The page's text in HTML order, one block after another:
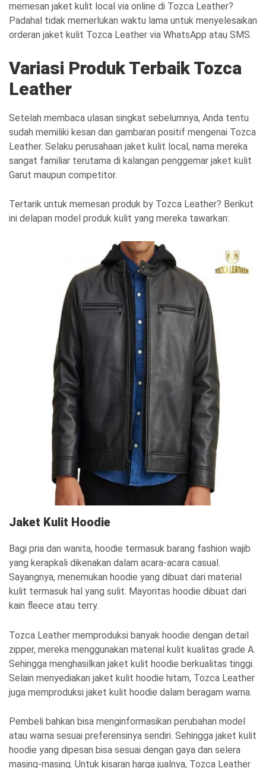
memesan jaket kulit local via online di Tozca Leather?
Padahal tidak memerlukan waktu lama untuk menyelesaikan
orderan jaket kulit Tozca Leather via WhatsApp atau SMS.
Variasi Produk Terbaik Tozca
Leather
Setelah membaca ulasan singkat sebelumnya, Anda tentu
sudah memiliki kesan dan gambaran positif mengenai Tozca
Leather. Selaku perusahaan jaket kulit local, nama mereka
sangat familiar terutama di kalangan penggemar jaket kulit
Garut maupun competitor.
Tertarik untuk memesan produk by Tozca Leather? Berikut
ini delapan model produk kulit yang mereka tawarkan:
Jaket Kulit Hoodie
Bagi pria dan wanita, hoodie termasuk barang fashion wajib
yang kerapkali dikenakan dalam acara-acara casual.
Sayangnya, menemukan hoodie yang dibuat dari material
kulit termasuk hal yang sulit. Mayoritas hoodie dibuat dari
kain fleece atau terry.
Tozca Leather memproduksi banyak hoodie dengan detail
zipper, mereka menggunakan material kulit kualitas grade A.
Sehingga menghasilkan jaket kulit hoodie berkualitas tinggi.
Selain menyediakan jaket kulit hoodie hitam, Tozca Leather
juga memproduksi jaket kulit hoodie dalam beragam warna.
Pembeli bahkan bisa menginformasikan perubahan model
atau warna sesuai preferensinya sendiri. Sehingga jaket kulit
hoodie yang dipesan bisa sesuai dengan gaya dan selera
masing-masing. Untuk kisaran harga jualnya, Tozca Leather